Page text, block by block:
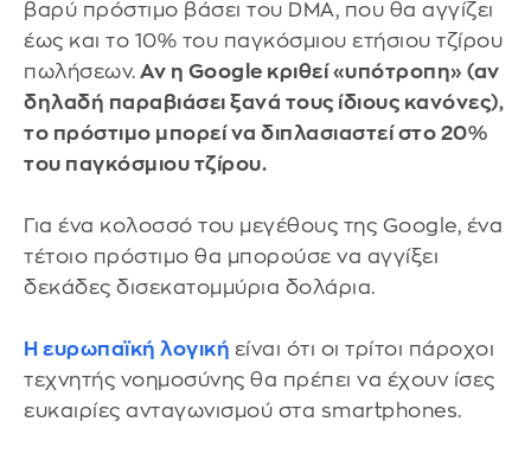
βαρύ πρόστιμο βάσει του DMA, που θα αγγίζει
έως και το 10% του παγκόσμιου ετήσιου τζίρου
πωλήσεων. Αν η Google κριθεί «υπότροπη» (αν
δηλαδή παραβιάσει ξανά τους ίδιους κανόνες),
το πρόστιμο μπορεί να διπλασιαστεί στο 20%
του παγκόσμιου τζίρου.
Για ένα κολοσσό του μεγέθους της Google, ένα
τέτοιο πρόστιμο θα μπορούσε να αγγίξει
δεκάδες δισεκατομμύρια δολάρια.
Η ευρωπαϊκή λογική είναι ότι οι τρίτοι πάροχοι
τεχνητής νοημοσύνης θα πρέπει να έχουν ίσες
ευκαιρίες ανταγωνισμού στα smartphones.